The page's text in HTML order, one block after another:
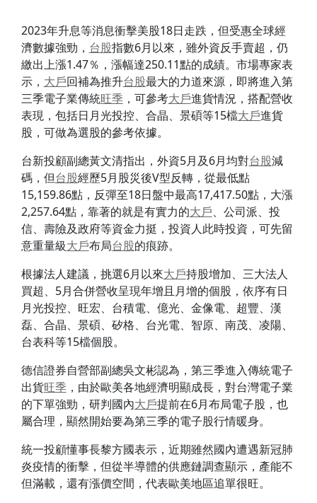
2023年升息等消息衝擊美股18日走跌，但受惠全球經
濟數據強勁， 台股指數6月以來，雖外資反手賣超，仍
繳出上漲1.47％，漲幅達250.11點的成績。市場專家表
示， 大戶回補為推升台股最大的力道來源，即將進入第
三季電子業傳統旺季，可參考大戶進貨情況，搭配營收
表現，包括日月光投控、合晶、景碩等15檔大戶進貨
股，可做為選股的參考依據。
台新投顧副總黃文清指出，外資5月及6月均對台股減
碼，但台股經歷5月股災後V型反轉，從最低點
15,159.86點，反彈至18日盤中最高17,417.50點，大漲
2,257.64點，靠著的就是有實力的大戶、公司派、投
信、壽險及政府等資金力挺，投資人此時投資，可先留
意重量級大戶布局台股的痕跡。
根據法人建議，挑選6月以來大戶持股增加、三大法人
買超、5月合併營收呈現年增且月增的個股，依序有日
月光投控、旺宏、台積電、億光、金像電、超豐、漢
磊、合晶、景碩、矽格、台光電、智原、南茂、凌陽、
台表科等15檔個股。
德信證券自營部副總吳文彬認為，第三季進入傳統電子
出貨旺季，由於歐美各地經濟明顯成長，對台灣電子業
的下單強勁，研判國內大戶提前在6月布局電子股，也
屬合理，顯然開始要為第三季的電子股行情暖身。
統一投顧懂事長黎方國表示，近期雖然國內遭遇新冠肺
炎疫情的衝擊，但從半導體的供應鏈調查顯示，產能不
但滿載，還有漲價空間，代表歐美地區追單很旺。